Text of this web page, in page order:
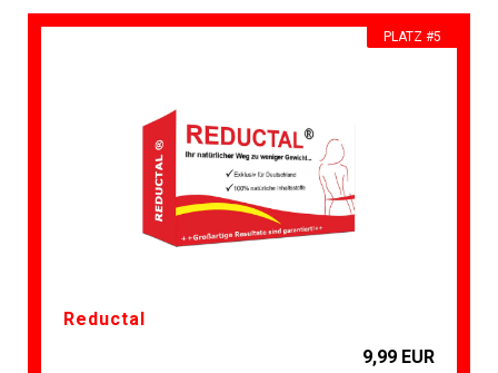
PLATZ #5
Reductal
9,99 EUR